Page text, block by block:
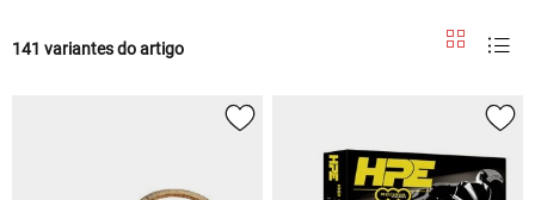
141 variantes do artigo